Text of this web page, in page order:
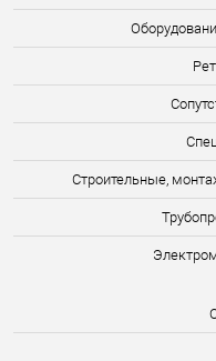
Строительные,